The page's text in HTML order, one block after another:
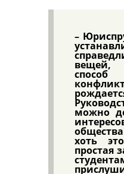
–
вещей,
можно
хоть
простая